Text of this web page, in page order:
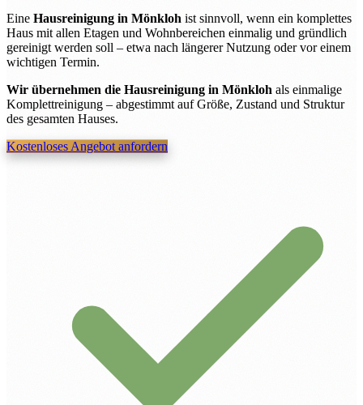
Eine Hausreinigung in Mönkloh ist sinnvoll, wenn ein komplettes
Haus mit allen Etagen und Wohnbereichen einmalig und gründlich
gereinigt werden soll – etwa nach längerer Nutzung oder vor einem
wichtigen Termin.
Wir übernehmen die Hausreinigung in Mönkloh als einmalige
Komplettreinigung – abgestimmt auf Größe, Zustand und Struktur
des gesamten Hauses.
Kostenloses Angebot anfordern